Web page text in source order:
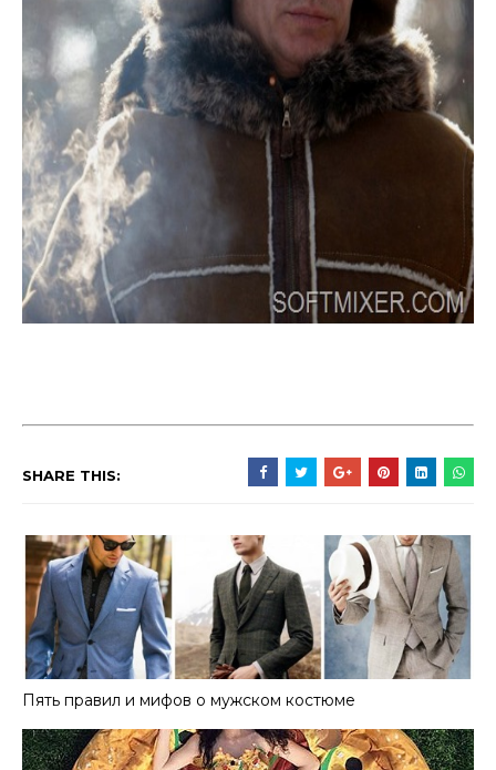
SHARE THIS:
Пять правил и мифов о мужском костюме